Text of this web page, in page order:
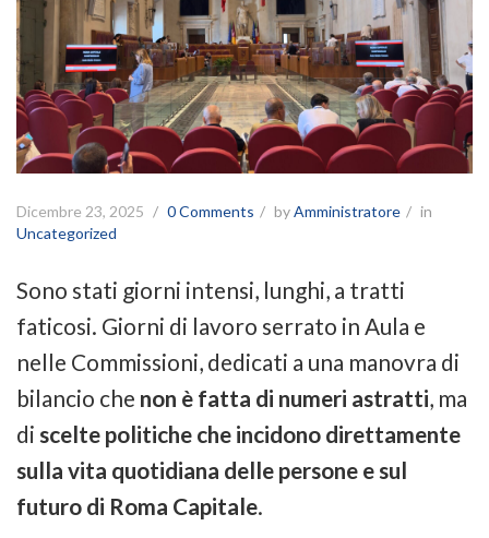
Dicembre 23, 2025 0 Comments byAmministratore
in
Uncategorized
Sono stati giorni intensi, lunghi, a tratti
faticosi. Giorni di lavoro serrato in Aula e
nelle Commissioni, dedicati a una manovra di
bilancio che non è fatta di numeri astratti, ma
di scelte politiche che incidono direttamente
sulla vita quotidiana delle persone e sul
futuro di Roma Capitale.